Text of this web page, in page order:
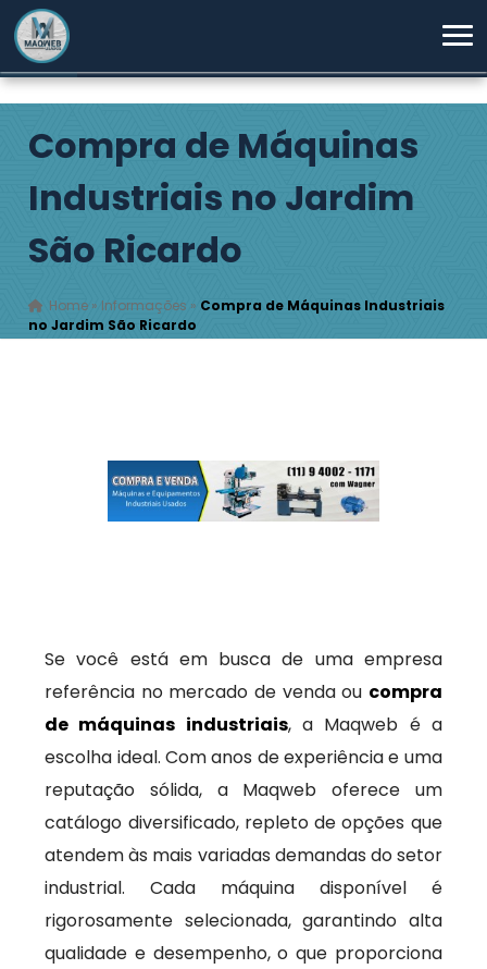
Compra de Máquinas
Industriais no Jardim
São Ricardo
Home » Informações » Compra de Máquinas Industriais
no Jardim São Ricardo
Se você está em busca de uma empresa
referência no mercado de venda ou compra
de máquinas industriais, a Maqweb é a
escolha ideal. Com anos de experiência e uma
reputação sólida, a Maqweb oferece um
catálogo diversificado, repleto de opções que
atendem às mais variadas demandas do setor
industrial. Cada máquina disponível é
rigorosamente selecionada, garantindo alta
qualidade e desempenho, o que proporciona